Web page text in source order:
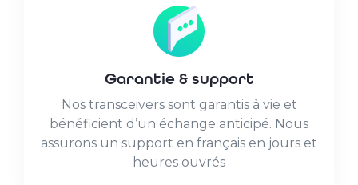
Garantie & support
Nos transceivers sont garantis à vie et
bénéficient d’un échange anticipé. Nous
assurons un support en français en jours et
heures ouvrés